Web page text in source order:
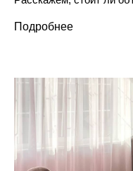
Подробнее